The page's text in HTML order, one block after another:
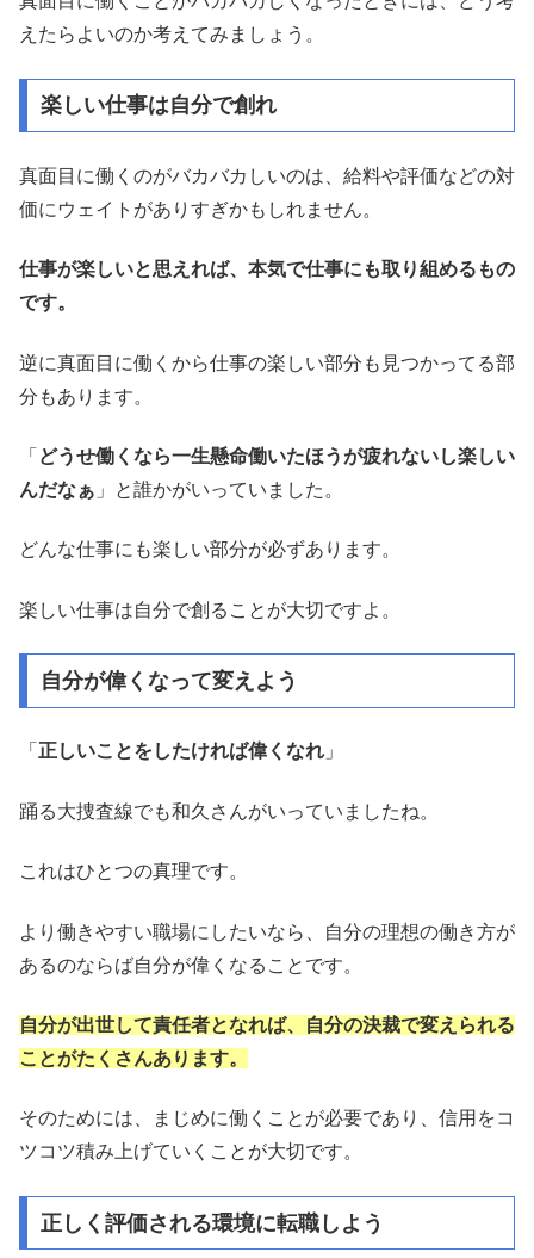
えたらよいのか考えてみましょう。
楽しい仕事は自分で創れ
真面目に働くのがバカバカしいのは、給料や評価などの対
価にウェイトがありすぎかもしれません。
仕事が楽しいと思えれば、本気で仕事にも取り組めるもの
です。
逆に真面目に働くから仕事の楽しい部分も見つかってる部
分もあります。
「 どうせ働くなら一生懸命働いたほうが疲れないし楽しい
んだなぁ 」と誰かがいっていました。
どんな仕事にも楽しい部分が必ずあります。
楽しい仕事は自分で創ることが大切ですよ。
自分が偉くなって変えよう
「 正しいことをしたければ偉くなれ 」
踊る大捜査線でも和久さんがいっていましたね。
これはひとつの真理です。
より働きやすい職場にしたいなら、自分の理想の働き方が
あるのならば自分が偉くなることです。
自分が出世して責任者となれば、自分の決裁で変えられる
ことがたくさんあります。
そのためには、まじめに働くことが必要であり、信用をコ
ツコツ積み上げていくことが大切です。
正しく評価される環境に転職しよう